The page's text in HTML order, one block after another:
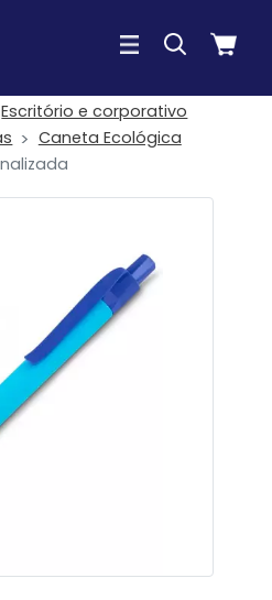
Escritório e corporativo
Caneta Ecológica